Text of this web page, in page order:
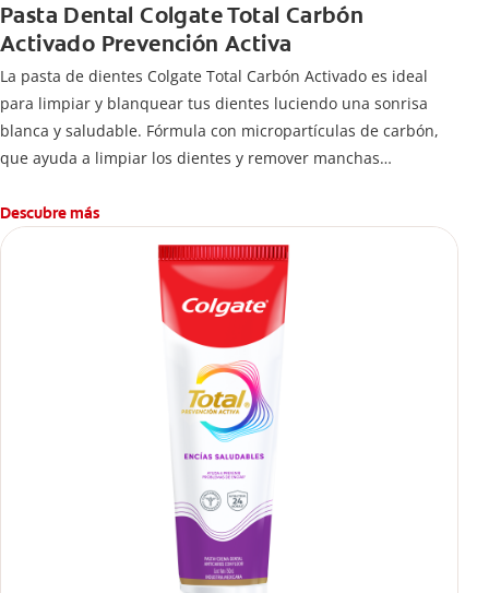
Pasta Dental Colgate Total Carbón
Activado Prevención Activa
La pasta de dientes Colgate Total Carbón Activado es ideal
para limpiar y blanquear tus dientes luciendo una sonrisa
blanca y saludable. Fórmula con micropartículas de carbón,
que ayuda a limpiar los dientes y remover manchas
¿Qué hace el carbón activado en una pasta dental y por qué
se usa para ayudar a remover manchas superficiales?
También encontrarás cómo incluirla en tu rutina, en casa o de
viaje, con tips de cepillado para una sonrisa sana.
Descubre más